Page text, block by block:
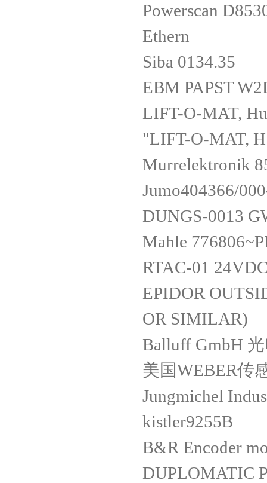
Powerscan
Ethern
Siba 0134.35
EBM PAPST
LIFT-O-MAT,
"LIFT-O-MAT,
Murrelektronik
Jumo404366/
DUNGS-0013
Mahle
RTAC-01
EPIDOR
OR SIMILAR)
Balluff GmbH
美国WEBER传
Jungmichel
kistler9255B
B&R Encoder
DUPLOMATIC